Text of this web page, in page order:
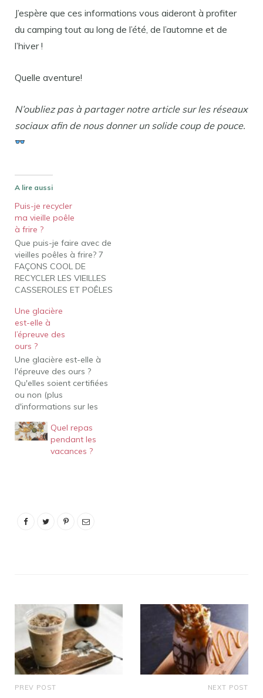
J’espère que ces informations vous aideront à profiter
du camping tout au long de l’été, de l’automne et de
l’hiver !
Quelle aventure!
N’oubliez pas à partager notre article sur les réseaux
sociaux afin de nous donner un solide coup de pouce.
A lire aussi
Puis-je recycler
ma vieille poêle
à frire ?
Que puis-je faire avec de
vieilles poêles à frire? 7
FAÇONS COOL DE
RECYCLER LES VIEILLES
CASSEROLES ET POÊLES
BATTERIE DE CUISINE
POUR LE CAMPING.
UTILISEZ-LES POUR LA
CUISINE DCOR. UTILISEZ-
LES POUR UNE CUISINE
DE JEU POUR VOS
ENFANTS.
TRANSFORMEZ LES
POTS EN JARDINIÈRES.
Une glacière
est-elle à
l’épreuve des
ours ?
Une glacière est-elle à
l'épreuve des ours ?
Qu'elles soient certifiées
ou non (plus
d'informations sur les
les glacières ne sont
vraiment à l'épreuve des
ours que lorsqu'elles sont
Quel repas
pendant les
vacances ?
PREV POST NEXT POST